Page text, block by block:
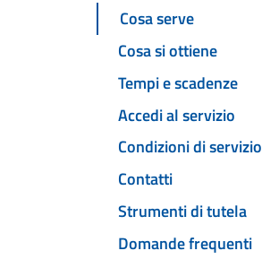
Cosa serve
Cosa si ottiene
Tempi e scadenze
Accedi al servizio
Condizioni di servizio
Contatti
Strumenti di tutela
Domande frequenti